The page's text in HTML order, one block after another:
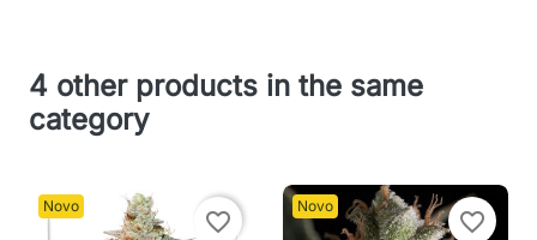
4 other products in the same
category
Novo
favorite_border
Novo
favorite_border